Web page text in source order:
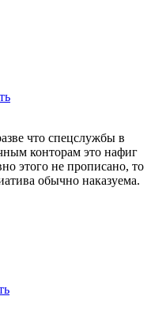
что спецслужбы в
конторам это нафиг
этого не прописано, то
обычно наказуема.